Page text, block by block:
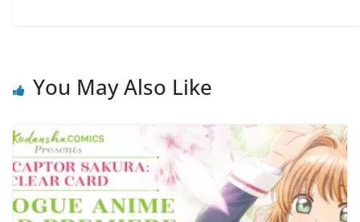
You May Also Like